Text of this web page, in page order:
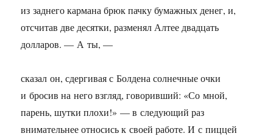
из заднего кармана брюк пачку бумажных денег, и,
отсчитав две десятки, разменял Алтее двадцать
долларов. — А ты, —
сказал он, сдергивая с Болдена солнечные очки
и бросив на него взгляд, говоривший: «Со мной,
парень, шутки плохи!» — в следующий раз
внимательнее относись к своей работе. И с пиццей